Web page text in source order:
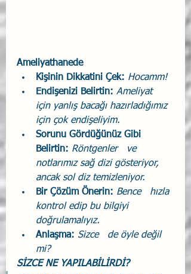
Ameliyathanede
Kişinin Dikkatini Çek: Hocamm!
Endişenizi Belirtin: Ameliyat
için yanlış bacağı hazırladığımız
için çok endişeliyim.
Sorunu Gördüğünüz Gibi
Belirtin: Röntgenler   ve
notlarımız sağ dizi gösteriyor,
ancak sol diz temizleniyor.
Bir Çözüm Önerin: Bence   hızla
kontrol edip bu bilgiyi
doğrulamalıyız.
Anlaşma: Sizce   de öyle değil
mi?
SİZCE NE YAPILABİLİRDİ?